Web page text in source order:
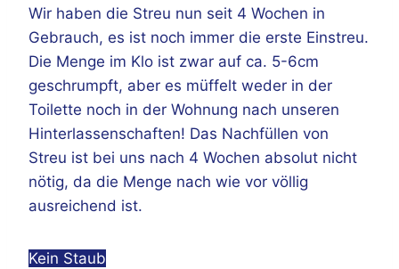
Wir haben die Streu nun seit 4 Wochen in
Gebrauch, es ist noch immer die erste Einstreu.
Die Menge im Klo ist zwar auf ca. 5-6cm
geschrumpft, aber es müffelt weder in der
Toilette noch in der Wohnung nach unseren
Hinterlassenschaften! Das Nachfüllen von
Streu ist bei uns nach 4 Wochen absolut nicht
nötig, da die Menge nach wie vor völlig
ausreichend ist.
Kein Staub